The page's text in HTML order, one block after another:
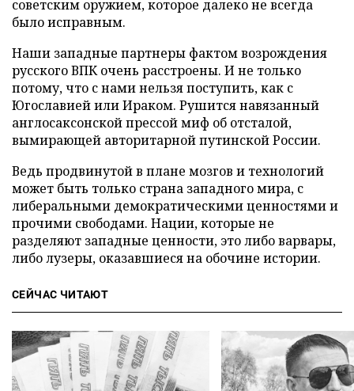
советским оружием, которое далеко не всегда
было исправным.
Наши западные партнеры фактом возрождения
русского ВПК очень расстроены. И не только
потому, что с нами нельзя поступить, как с
Югославией или Ираком. Рушится навязанный
англосаксонской прессой миф об отсталой,
вымирающей авторитарной путинской России.
Ведь продвинутой в плане мозгов и технологий
может быть только страна западного мира, с
либеральными демократическими ценностями и
прочими свободами. Нации, которые не
разделяют западные ценности, это либо варвары,
либо лузеры, оказавшиеся на обочине истории.
СЕЙЧАС ЧИТАЮТ